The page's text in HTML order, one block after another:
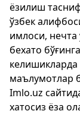
ёзилиш
ўзбек
имлоси, нечта
бехато
маълумотлар
Imlo.uz
хатосиз ёза